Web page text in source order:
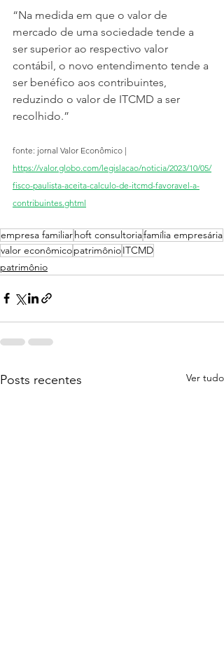
“Na medida em que o valor de
mercado de uma sociedade tende a
ser superior ao respectivo valor
contábil, o novo entendimento tende a
ser benéfico aos contribuintes,
reduzindo o valor de ITCMD a ser
recolhido.”
fonte: jornal Valor Econômico |
https://valor.globo.com/legislacao/noticia/2023/10/05/
fisco-paulista-aceita-calculo-de-itcmd-favoravel-a-
contribuintes.ghtml
empresa familiarhoft consultoriafamília empresária
valor econômicopatrimônioITCMD
patrimônio
Posts recentes Ver tudo